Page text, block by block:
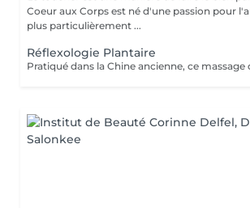
Coeur aux Corps est né d'une passion pour
plus particulièrement ...
Réflexologie Plantaire